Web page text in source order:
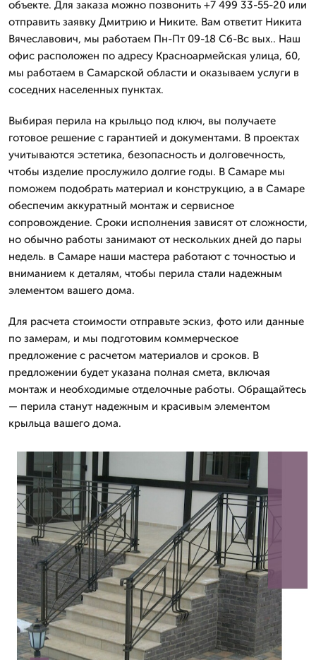
объекте. Для заказа можно позвонить +7 499 33-55-20 или
отправить заявку Дмитрию и Никите. Вам ответит Никита
Вячеславович, мы работаем Пн-Пт 09-18 Сб-Вс вых.. Наш
офис расположен по адресу Красноармейская улица, 60,
мы работаем в Самарской области и оказываем услуги в
соседних населенных пунктах.
Выбирая перила на крыльцо под ключ, вы получаете
готовое решение с гарантией и документами. В проектах
учитываются эстетика, безопасность и долговечность,
чтобы изделие прослужило долгие годы. В Самаре мы
поможем подобрать материал и конструкцию, а в Самаре
обеспечим аккуратный монтаж и сервисное
сопровождение. Сроки исполнения зависят от сложности,
но обычно работы занимают от нескольких дней до пары
недель. в Самаре наши мастера работают с точностью и
вниманием к деталям, чтобы перила стали надежным
элементом вашего дома.
Для расчета стоимости отправьте эскиз, фото или данные
по замерам, и мы подготовим коммерческое
предложение с расчетом материалов и сроков. В
предложении будет указана полная смета, включая
монтаж и необходимые отделочные работы. Обращайтесь
— перила станут надежным и красивым элементом
крыльца вашего дома.